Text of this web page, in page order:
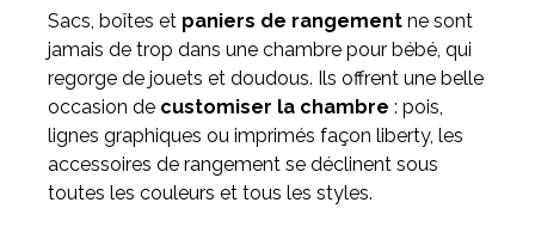
Sacs, boîtes et paniers de rangement ne sont
jamais de trop dans une chambre pour bébé, qui
regorge de jouets et doudous. Ils offrent une belle
occasion de customiser la chambre : pois,
lignes graphiques ou imprimés façon liberty, les
accessoires de rangement se déclinent sous
toutes les couleurs et tous les styles.